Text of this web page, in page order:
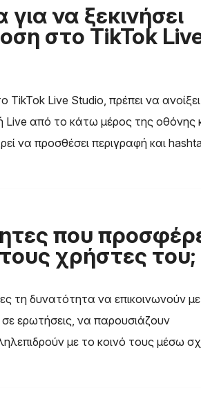
για να ξεκινήσει
στο TikTok
TikTok Live Studio, πρέπει να
Live από το κάτω μέρος της οθόνης
να προσθέσει περιγραφή και
που
χρήστες του;
τη δυνατότητα να επικοινωνούν
ερωτήσεις, να παρουσιάζουν
με το κοινό τους μέσω